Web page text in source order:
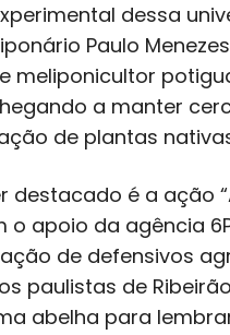
dessa
Paulo
meliponicultor
a manter
de plantas
destacado é a ação
o apoio da agência
de defensivos
paulistas de
abelha para